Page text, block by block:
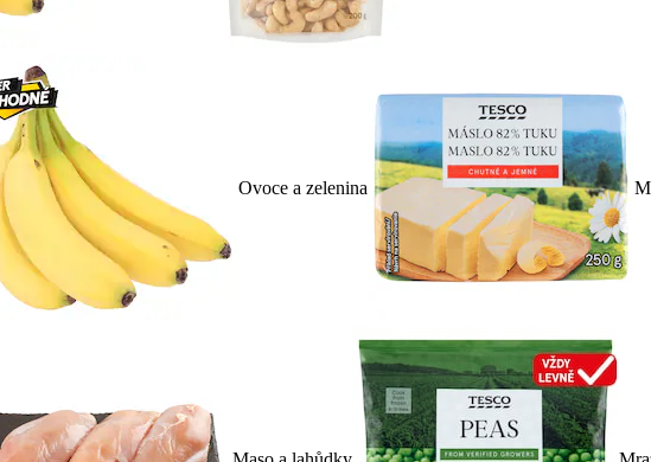
Ovoce a zelenina